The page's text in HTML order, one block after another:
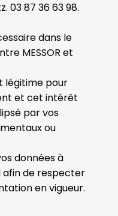
03 87 36 63 98.
dans le
MESSOR et
légitime pour
et cet intérêt
par vos
ou
données à
de respecter
en vigueur.